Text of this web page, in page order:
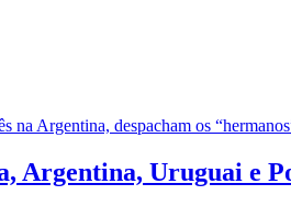
na Argentina, despacham os
Argentina, Uruguai e